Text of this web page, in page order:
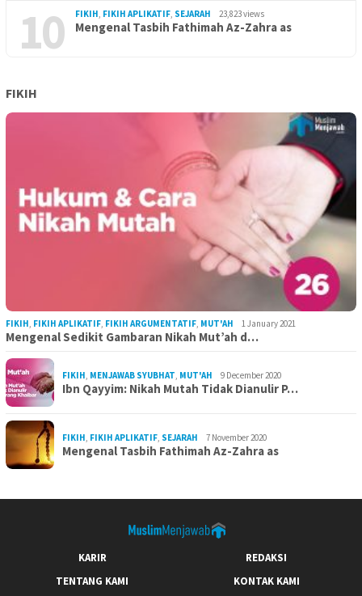
10 FIKIH, FIKIH APLIKATIF, SEJARAH 23,823 views
Mengenal Tasbih Fathimah Az-Zahra as
FIKIH
FIKIH, FIKIH APLIKATIF, FIKIH ARGUMENTATIF, MUT'AH 1 January 2021
Mengenal Sedikit Gambaran Nikah Mut’ah d…
FIKIH, MENJAWAB SYUBHAT, MUT'AH 9 December 2020
Ibn Qayyim: Nikah Mutah Tidak Dianulir P…
FIKIH, FIKIH APLIKATIF, SEJARAH 7 November 2020
Mengenal Tasbih Fathimah Az-Zahra as
KARIR
REDAKSI
TENTANG KAMI
KONTAK KAMI